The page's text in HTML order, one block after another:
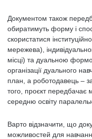
Документом також
обиратимуть форму і
скористатися
мережева),
місці) та дуальною
організації дуального
план, а роботодавець –
того, проєкт передбачає
середню освіту
Варто відзначити, що
можливостей для